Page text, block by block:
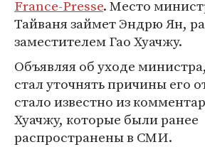
France-Presse. Место
Тайваня займет Эндрю Ян,
заместителем Гао Хуачжу.
Объявляя об уходе
стал уточнять причины его
стало известно из
Хуачжу, которые были ранее
распространены в СМИ.